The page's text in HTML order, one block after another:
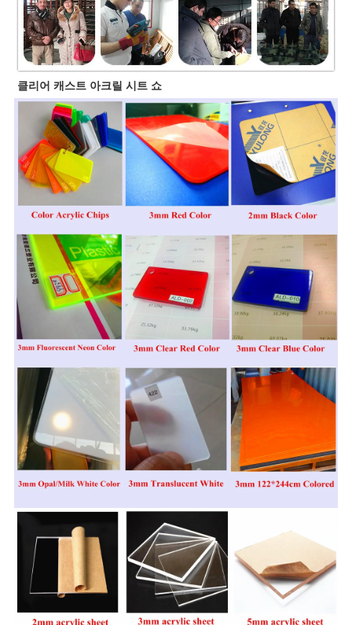
클리어 캐스트 아크릴 시트 쇼